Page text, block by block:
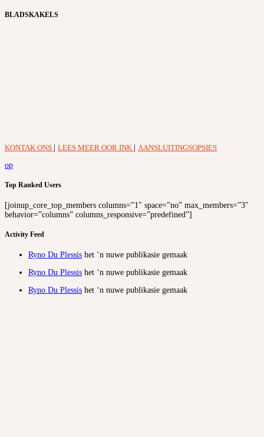
BLADSKAKELS
KONTAK ONS LEES MEER OOR INK
AANSLUITINGSOPSIES
op
Top Ranked Users
[joinup_core_top_members columns=”1″ space=”no” max_members=”3″
behavior=”columns” columns_responsive=”predefined”]
Activity Feed
Ryno Du Plessis het ‘n nuwe publikasie gemaak
Ryno Du Plessis het ‘n nuwe publikasie gemaak
Ryno Du Plessis het ‘n nuwe publikasie gemaak